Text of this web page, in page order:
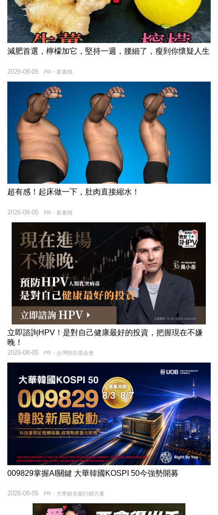
減肥首選，檸檬加它，堅持一週，腰細了，瘦到你懷疑人生
PR・新素簡
2026-08-05
超有感！起床做一下，肚肉直接縮水！
PR・新素簡
2026-08-05
立即諮詢HPV！是對自己健康最好的投資，把握現在不嫌
晚！
PR・台灣癌症基金會
2026-08-05
009829掌握AI關鍵 大華韓國KOSPI 50今強勢開募
PR・大華銀全能行銷方案
2026-08-05